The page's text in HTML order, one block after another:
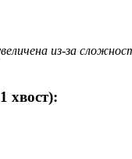
из-за
хвост):